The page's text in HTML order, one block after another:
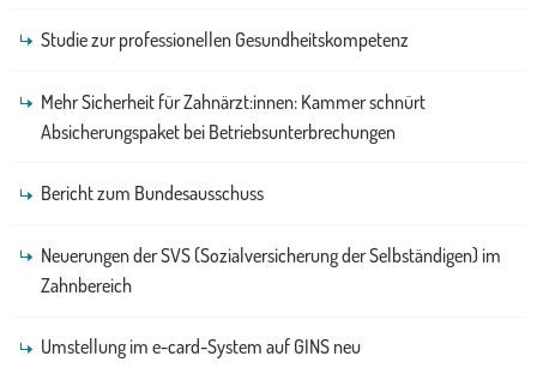
Studie zur professionellen Gesundheitskompetenz
Mehr Sicherheit für Zahnärzt:innen: Kammer schnürt
Absicherungspaket bei Betriebsunterbrechungen
Bericht zum Bundesausschuss
Neuerungen der SVS (Sozialversicherung der Selbständigen) im
Zahnbereich
Umstellung im e-card-System auf GINS neu